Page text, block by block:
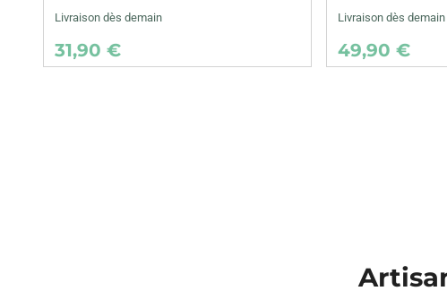
Livraison dès demain
31,90 €
Livraison dès demain
49,90 €